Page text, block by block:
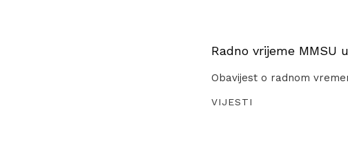
Radno vrijeme MMSU
Obavijest o radnom
VIJESTI